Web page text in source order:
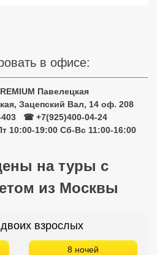
в офисе:
Павелецкая
Зацепский Вал, 14 оф. 208
☎ +7(925)400-04-24
10:00-19:00 Сб-Вс 11:00-16:00
на туры с
из Москвы
взрослых
8 ночей